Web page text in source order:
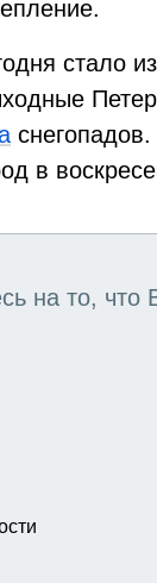
стало
в
на то, что